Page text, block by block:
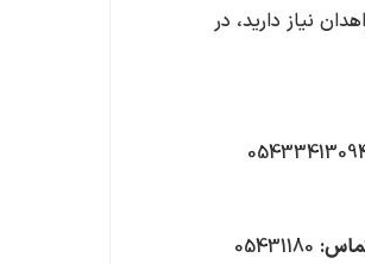
نیاز دارید، در
: